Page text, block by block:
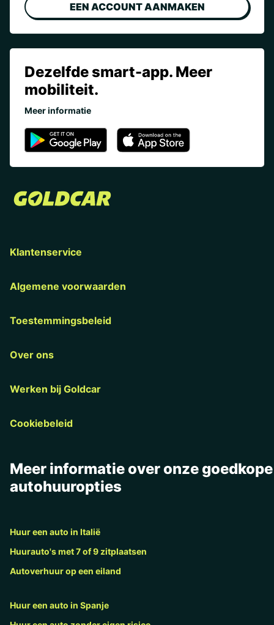
EEN ACCOUNT AANMAKEN
Dezelfde smart-app. Meer
mobiliteit.
Meer informatie
Klantenservice
Algemene voorwaarden
Toestemmingsbeleid
Over ons
Werken bij Goldcar
Cookiebeleid
Meer informatie over onze goedkope
autohuuropties
Huur een auto in Italië
Huurauto's met 7 of 9 zitplaatsen
Autoverhuur op een eiland
Huur een auto in Spanje